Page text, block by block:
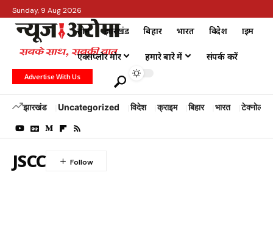
Sunday, 9 Aug 2026
होम झारखंड बिहार भारत विदेश क्राइम
एक्सप्लोर मोर हमारे बारे में संपर्क करें
Advertise With Us
झारखंड Uncategorized विदेश क्राइम बिहार भारत टेक्नोलॉजी
JSCC